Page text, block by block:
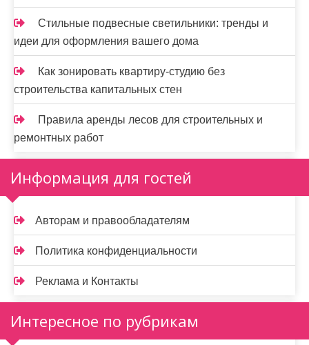
Стильные подвесные светильники: тренды и
идеи для оформления вашего дома
Как зонировать квартиру-студию без
строительства капитальных стен
Правила аренды лесов для строительных и
ремонтных работ
Информация для гостей
Авторам и правообладателям
Политика конфиденциальности
Реклама и Контакты
Интересное по рубрикам